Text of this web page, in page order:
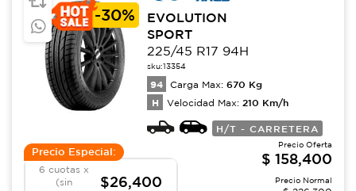
-30%
EVOLUTION
SPORT
225/45 R17 94H
sku:13354
94 Carga Max: 670 Kg
H Velocidad Max: 210 Km/h
H/T - CARRETERA
Precio Especial:
6 cuotas x
(sin
$26,400
Precio Oferta
$ 158,400
Precio Normal